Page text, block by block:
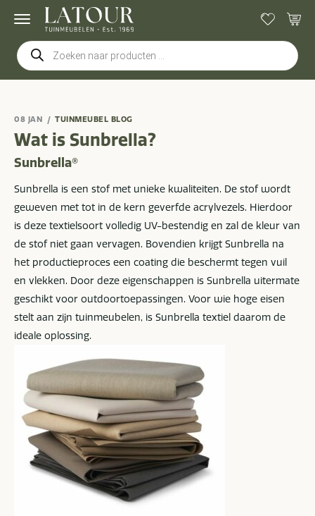
Producten
zoeken
08 JAN TUINMEUBEL BLOG
Wat is Sunbrella?
Sunbrella®
Sunbrella is een stof met unieke kwaliteiten. De stof wordt
geweven met tot in de kern geverfde acrylvezels. Hierdoor
is deze textielsoort volledig UV-bestendig en zal de kleur van
de stof niet gaan vervagen. Bovendien krijgt Sunbrella na
het productieproces een coating die beschermt tegen vuil
en vlekken. Door deze eigenschappen is Sunbrella uitermate
geschikt voor outdoortoepassingen. Voor wie hoge eisen
stelt aan zijn tuinmeubelen, is Sunbrella textiel daarom de
ideale oplossing.